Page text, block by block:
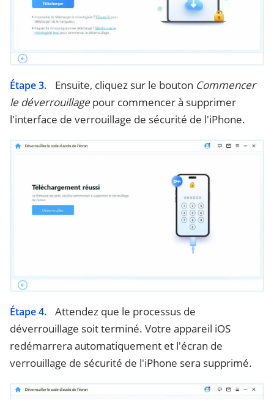
Étape 3. Ensuite, cliquez sur le bouton Commencer
le déverrouillage pour commencer à supprimer
l'interface de verrouillage de sécurité de l'iPhone.
Étape 4.
Attendez que le processus de
déverrouillage soit terminé. Votre appareil iOS
redémarrera automatiquement et l'écran de
verrouillage de sécurité de l'iPhone sera supprimé.